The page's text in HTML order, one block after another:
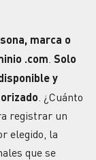
marca o
.com. Solo
y
. ¿Cuánto
registrar un
elegido, la
que se